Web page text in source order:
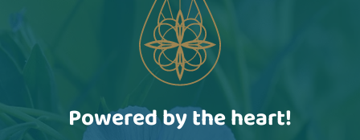
Powered by the heart!